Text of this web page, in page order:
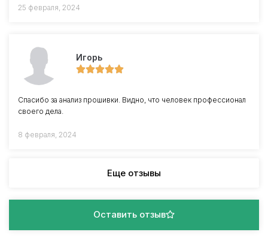
25 февраля, 2024
Игорь
Спасибо за анализ прошивки. Видно, что человек профессионал
своего дела.
8 февраля, 2024
Еще отзывы
Оставить отзыв